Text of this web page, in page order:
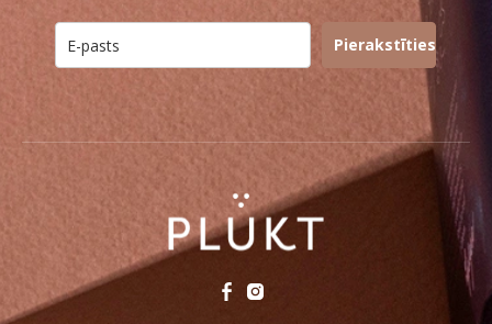
bez kofeīna, kā arī krāsainiem
Ugunspuķes Matcha tēja
paredzēta 20 porciju
pagatavošanai.
Pierakstīties